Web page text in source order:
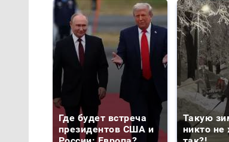
Где будет встреча
президентов США и
Такую
никто